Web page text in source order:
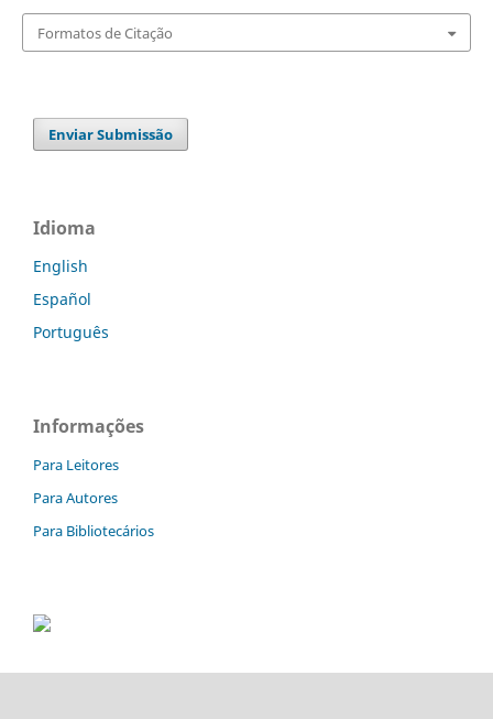
Formatos de Citação
Enviar Submissão
Idioma
English
Español
Português
Informações
Para Leitores
Para Autores
Para Bibliotecários